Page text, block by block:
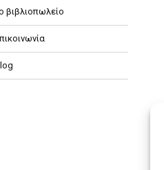
βιβλιοπωλείο